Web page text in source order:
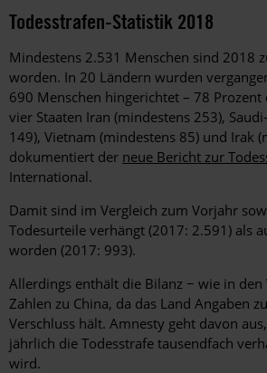
Todesstrafen-Statistik 2018
Mindestens 2.531 Menschen sind 2018
worden. In 20 Ländern wurden
690 Menschen hingerichtet – 78
vier Staaten Iran (mindestens 253),
149), Vietnam (mindestens 85) und Irak
dokumentiert der neue Bericht zur
International.
Damit sind im Vergleich zum Vorjahr
Todesurteile verhängt (2017: 2.591) als
worden (2017: 993).
Allerdings enthält die Bilanz − wie in
Zahlen zu China, da das Land Angaben
Verschluss hält. Amnesty geht davon
jährlich die Todesstrafe tausendfach
wird.